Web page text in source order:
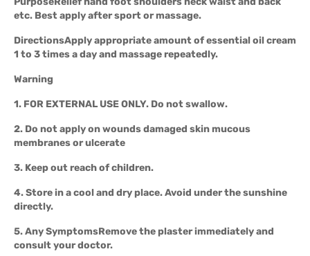
etc. Best apply after sport or massage.
DirectionsApply appropriate amount of essential oil cream
1 to 3 times a day and massage repeatedly.
Warning
1. FOR EXTERNAL USE ONLY. Do not swallow.
2. Do not apply on wounds damaged skin mucous
membranes or ulcerate
3. Keep out reach of children.
4. Store in a cool and dry place. Avoid under the sunshine
directly.
5. Any SymptomsRemove the plaster immediately and
consult your doctor.